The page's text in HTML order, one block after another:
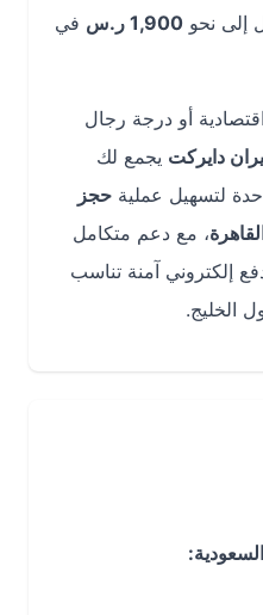
نحو 1,900 ر.س
في
أو درجة رجال
يجمع لك
عمليةحجز
، مع دعم متكامل
آمنة تناسب